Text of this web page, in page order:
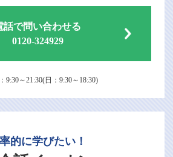
話で問い合わせる
0120-324929
9:30～21:30(日：9:30～18:30)
的に学びたい！